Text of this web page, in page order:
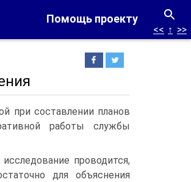
Помощь проекту
<< ↑ >>
при составлении планов
работы службы
проводится,
для объяснения